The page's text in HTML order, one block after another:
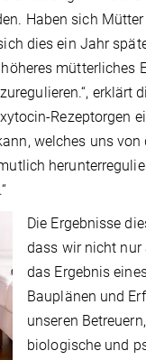
Haben sich
dies ein Jahr
erklärt
Rezeptorgen
welches uns
Die Ergebnisse
dass wir nicht nur
das Ergebnis
Bauplänen und
unseren
biologische und